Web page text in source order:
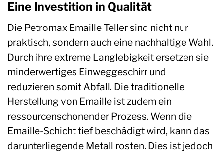
Eine Investition in Qualität
Die Petromax Emaille Teller sind nicht nur
praktisch, sondern auch eine nachhaltige Wahl.
Durch ihre extreme Langlebigkeit ersetzen sie
minderwertiges Einweggeschirr und
reduzieren somit Abfall. Die traditionelle
Herstellung von Emaille ist zudem ein
ressourcenschonender Prozess. Wenn die
Emaille-Schicht tief beschädigt wird, kann das
darunterliegende Metall rosten. Dies ist jedoch